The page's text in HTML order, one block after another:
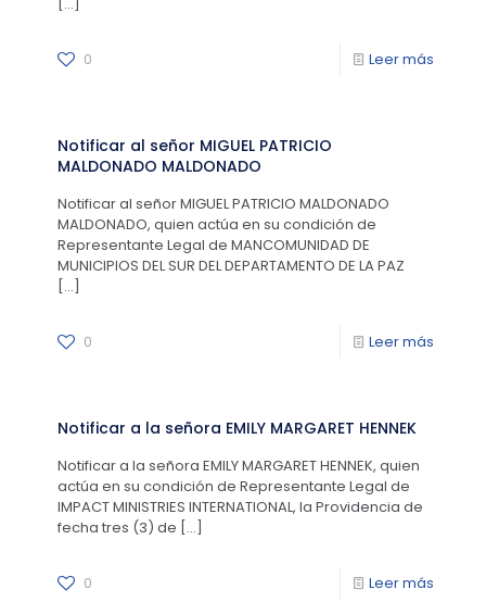
0 Leer más
Notificar al señor MIGUEL PATRICIO
MALDONADO MALDONADO
Notificar al señor MIGUEL PATRICIO MALDONADO
MALDONADO, quien actúa en su condición de
Representante Legal de MANCOMUNIDAD DE
MUNICIPIOS DEL SUR DEL DEPARTAMENTO DE LA PAZ
[…]
0 Leer más
Notificar a la señora EMILY MARGARET HENNEK
Notificar a la señora EMILY MARGARET HENNEK, quien
actúa en su condición de Representante Legal de
IMPACT MINISTRIES INTERNATIONAL, la Providencia de
fecha tres (3) de […]
0 Leer más